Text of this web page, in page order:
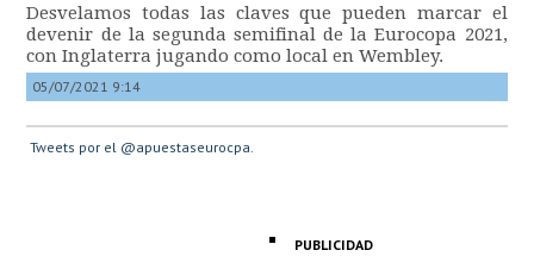
Desvelamos todas las claves que pueden marcar el
devenir de la segunda semifinal de la Eurocopa 2021,
con Inglaterra jugando como local en Wembley.
05/07/2021 9:14
Tweets por el @apuestaseurocpa.
PUBLICIDAD